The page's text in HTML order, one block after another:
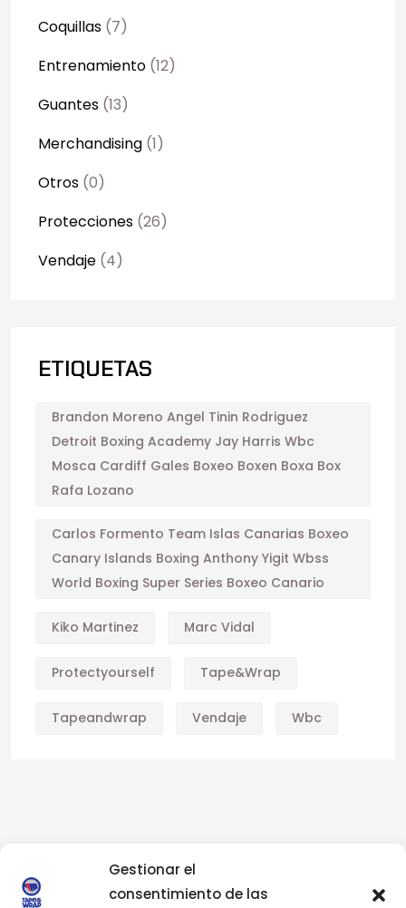
Gestionar el
consentimiento de las
Coquillas (7)
Entrenamiento (12)
Guantes (13)
Merchandising (1)
Otros (0)
Protecciones (26)
Vendaje (4)
ETIQUETAS
Brandon Moreno Angel Tinin Rodriguez
Detroit Boxing Academy Jay Harris Wbc
Mosca Cardiff Gales Boxeo Boxen Boxa Box
Rafa Lozano
Carlos Formento Team Islas Canarias Boxeo
Canary Islands Boxing Anthony Yigit Wbss
World Boxing Super Series Boxeo Canario
Kiko Martinez Marc Vidal
Protectyourself Tape&wrap
Tapeandwrap Vendaje Wbc